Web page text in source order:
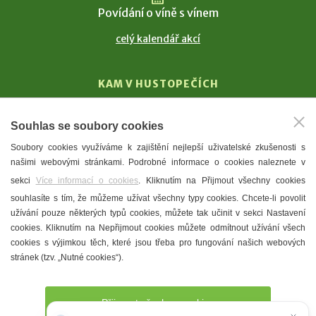
Povídání o víně s vínem
celý kalendář akcí
KAM V HUSTOPEČÍCH
T. G. Masaryk
Mandloně
Ubytování
Restaurace
Městské muzeum a galerie
Denní meníčka
Souhlas se soubory cookies
Soubory cookies využíváme k zajištění nejlepší uživatelské zkušenosti s
našimi webovými stránkami. Podrobné informace o cookies naleznete v
sekci Více informací o cookies. Kliknutím na Přijmout všechny cookies
souhlasíte s tím, že můžeme užívat všechny typy cookies. Chcete-li povolit
užívání pouze některých typů cookies, můžete tak učinit v sekci Nastavení
cookies. Kliknutím na Nepřijmout cookies můžete odmítnout užívání všech
cookies s výjimkou těch, které jsou třeba pro fungování našich webových
stránek (tzv. „Nutné cookies“).
Přijmout všechny cookies
Potřebujete poradit?